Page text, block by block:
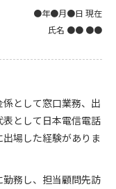
●年●月●日 現在
氏名 ●● ●●
として窓口業務、出
として日本電信電話
場した経験がありま
務し、担当顧問先訪